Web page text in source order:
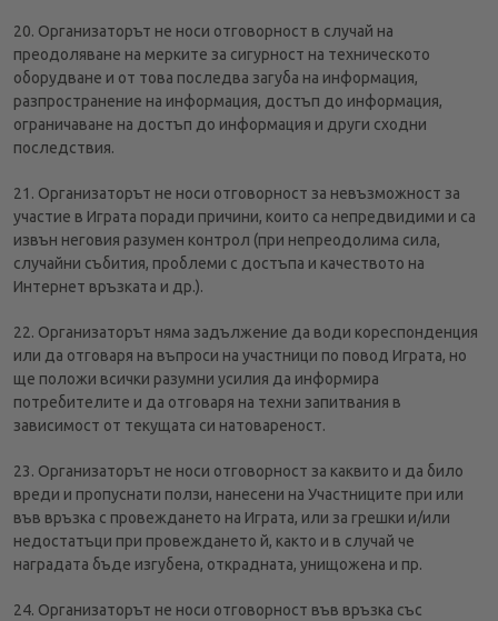
20. Организаторът не носи отговорност в случай на
преодоляване на мерките за сигурност на техническото
оборудване и от това последва загуба на информация,
разпространение на информация, достъп до информация,
ограничаване на достъп до информация и други сходни
последствия.
21. Организаторът не носи отговорност за невъзможност за
участие в Играта поради причини, които са непредвидими и са
извън неговия разумен контрол (при непреодолима сила,
случайни събития, проблеми с достъпа и качеството на
Интернет връзката и др.).
22. Организаторът няма задължение да води кореспонденция
или да отговаря на въпроси на участници по повод Играта, но
ще положи всички разумни усилия да информира
потребителите и да отговаря на техни запитвания в
зависимост от текущата си натовареност.
23. Организаторът не носи отговорност за каквито и да било
вреди и пропуснати ползи, нанесени на Участниците при или
във връзка с провеждането на Играта, или за грешки и/или
недостатъци при провеждането й, както и в случай че
наградата бъде изгубена, открадната, унищожена и пр.
24. Организаторът не носи отговорност във връзка със